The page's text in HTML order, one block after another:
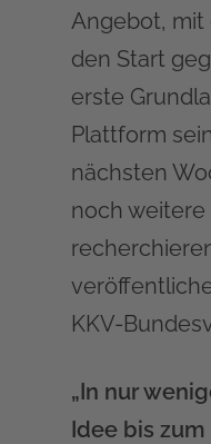
Angebot, mit
den Start
erste
Plattform
nächsten
noch weitere
KKV-
„In nur
Idee bis zum